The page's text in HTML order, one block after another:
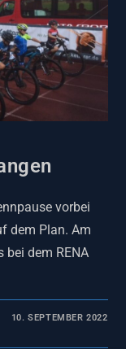
vorbei
dem Plan. Am
bei dem RENA
10. SEPTEMBER 2022